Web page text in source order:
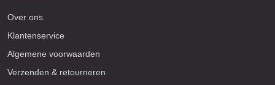
Over ons
Klantenservice
Algemene voorwaarden
Verzenden & retourneren